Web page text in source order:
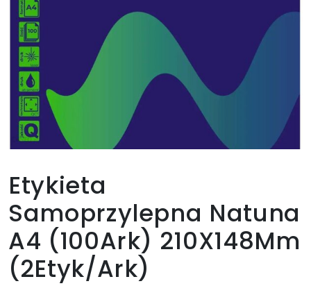
Etykieta
Samoprzylepna Natuna
A4 (100Ark) 210X148Mm
(2Etyk/Ark)